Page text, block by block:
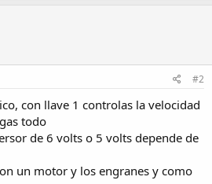
#2
con llave 1 controlas la velocidad
todo
de 6 volts o 5 volts depende de
un motor y los engranes y como